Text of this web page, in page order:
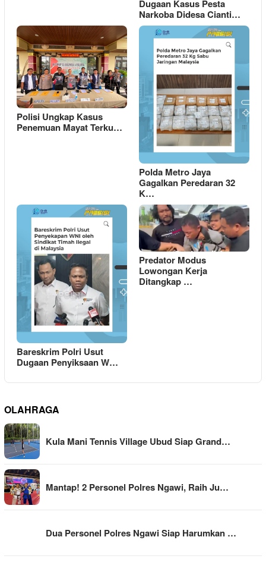
Dugaan Kasus Pesta
Narkoba Didesa Cianti…
Polisi Ungkap Kasus
Penemuan Mayat Terku…
Polda Metro Jaya
Gagalkan Peredaran 32
K…
Bareskrim Polri Usut
Dugaan Penyiksaan W…
Predator Modus
Lowongan Kerja
Ditangkap …
OLAHRAGA
Kula Mani Tennis Village Ubud Siap Grand…
Mantap! 2 Personel Polres Ngawi, Raih Ju…
Dua Personel Polres Ngawi Siap Harumkan …